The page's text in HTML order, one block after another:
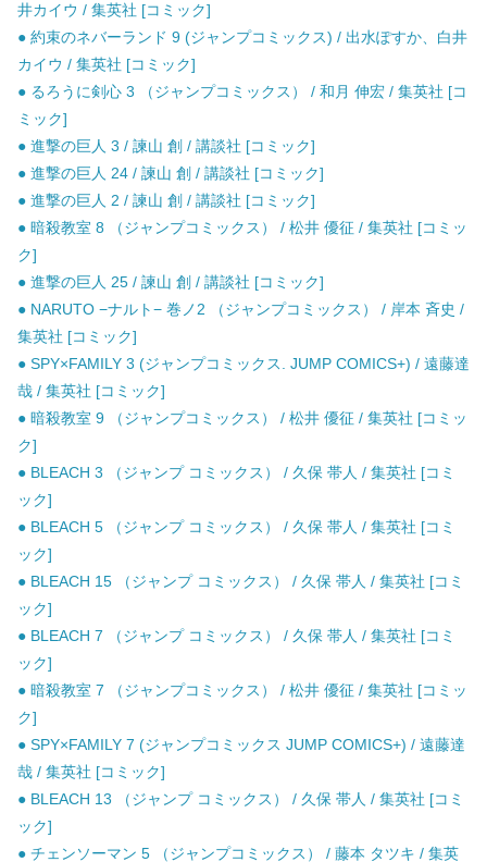
井カイウ / 集英社 [コミック]
● 約束のネバーランド 9 (ジャンプコミックス) / 出水ぽすか、白井
カイウ / 集英社 [コミック]
● るろうに剣心 3 （ジャンプコミックス） / 和月 伸宏 / 集英社 [コ
ミック]
● 進撃の巨人 3 / 諫山 創 / 講談社 [コミック]
● 進撃の巨人 24 / 諫山 創 / 講談社 [コミック]
● 進撃の巨人 2 / 諫山 創 / 講談社 [コミック]
● 暗殺教室 8 （ジャンプコミックス） / 松井 優征 / 集英社 [コミッ
ク]
● 進撃の巨人 25 / 諫山 創 / 講談社 [コミック]
● NARUTO −ナルト− 巻ノ2 （ジャンプコミックス） / 岸本 斉史 /
集英社 [コミック]
● SPY×FAMILY 3 (ジャンプコミックス. JUMP COMICS+) / 遠藤達
哉 / 集英社 [コミック]
● 暗殺教室 9 （ジャンプコミックス） / 松井 優征 / 集英社 [コミッ
ク]
● BLEACH 3 （ジャンプ コミックス） / 久保 帯人 / 集英社 [コミ
ック]
● BLEACH 5 （ジャンプ コミックス） / 久保 帯人 / 集英社 [コミ
ック]
● BLEACH 15 （ジャンプ コミックス） / 久保 帯人 / 集英社 [コミ
ック]
● BLEACH 7 （ジャンプ コミックス） / 久保 帯人 / 集英社 [コミ
ック]
● 暗殺教室 7 （ジャンプコミックス） / 松井 優征 / 集英社 [コミッ
ク]
● SPY×FAMILY 7 (ジャンプコミックス JUMP COMICS+) / 遠藤達
哉 / 集英社 [コミック]
● BLEACH 13 （ジャンプ コミックス） / 久保 帯人 / 集英社 [コミ
ック]
● チェンソーマン 5 （ジャンプコミックス） / 藤本 タツキ / 集英